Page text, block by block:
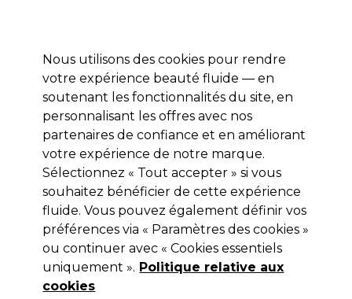
Se connecter
Marques Bons plans Coiffure Electro et Matériel
Livraison et délais
lire la suite
BaByliss PRO
BaByliss Pro Tondeuse de Coupe Cut
Definer Li-Ion 45mm FX872E
(3)
109,00 €Hors TVA
Nous utilisons des cookies pour rendre
votre expérience beauté fluide — en
soutenant les fonctionnalités du site, en
personnalisant les offres avec nos
partenaires de confiance et en améliorant
votre expérience de notre marque.
Sélectionnez « Tout accepter » si vous
souhaitez bénéficier de cette expérience
fluide. Vous pouvez également définir vos
préférences via « Paramètres des cookies »
ou continuer avec « Cookies essentiels
uniquement ». Politique relative aux
cookies